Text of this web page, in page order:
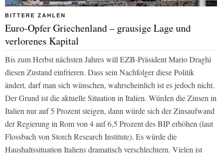
BITTERE ZAHLEN
Euro-Opfer Griechenland – grausige Lage und
verlorenes Kapital
Bis zum Herbst nächsten Jahres will EZB-Präsident Mario Draghi
diesen Zustand einfrieren. Dass sein Nachfolger diese Politik
ändert, darf man sich wünschen, wahrscheinlich ist es jedoch nicht.
Der Grund ist die aktuelle Situation in Italien. Würden die Zinsen in
Italien nur auf 5 Prozent steigen, dann würde sich der Zinsaufwand
der Regierung in Rom von 4 auf 6,5 Prozent des BIP erhöhen (laut
Flossbach von Storch Research Institute). Es würde die
Haushaltssituation Italiens dramatisch verschlechtern. Vielen ist